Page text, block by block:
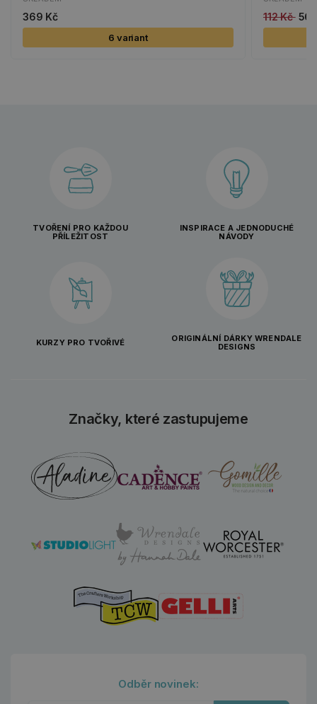
369 Kč
6 variant
112 Kč 56
TVOŘENÍ PRO KAŽDOU
PŘÍLEŽITOST
INSPIRACE A JEDNODUCHÉ
NÁVODY
KURZY PRO TVOŘIVÉ
ORIGINÁLNÍ DÁRKY WRENDALE
DESIGNS
Značky, které zastupujeme
Odběr novinek: